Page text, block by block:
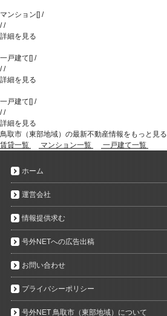
マンション [] /
//
詳細を見る
一戸建て [] /
//
詳細を見る
一戸建て [] /
//
詳細を見る
鳥取市（東部地域）の最新不動産情報をもっと見る
賃貸一覧
マンション一覧 一戸建て一覧
ホーム
運営会社
情報提供求む
号外NETへの広告出稿
お問い合わせ
プライバシーポリシー
号外NET 鳥取市（東部地域）について